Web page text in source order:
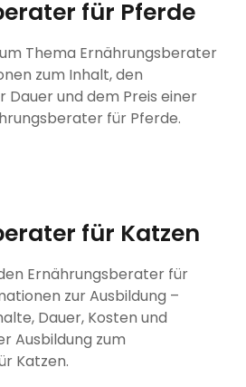
für Pferde
Thema Ernährungsberater
zum Inhalt, den
Dauer und dem Preis einer
für Pferde.
für Katzen
Ernährungsberater für
zur Ausbildung –
Dauer, Kosten und
Ausbildung zum
Katzen.